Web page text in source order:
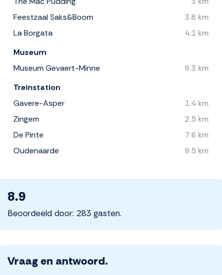
Feestzaal Saks&Boom
3.8 km
La Borgata
4.1 km
Museum
Museum Gevaert-Minne
9.3 km
Treinstation
Gavere-Asper
1.4 km
Zingem
2.5 km
De Pinte
7.6 km
Oudenaarde
9.5 km
8.9
Beoordeeld door: 283 gasten.
Vraag en antwoord.